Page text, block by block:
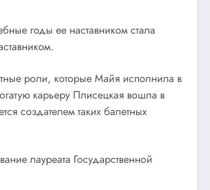
годы ее наставником стала
роли, которые Майя исполнила в
карьеру Плисецкая вошла в
создателем таких балетных
лауреата Государственной